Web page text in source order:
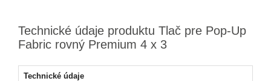
Technické údaje produktu Tlač pre Pop-Up
Fabric rovný Premium 4 x 3
Technické údaje